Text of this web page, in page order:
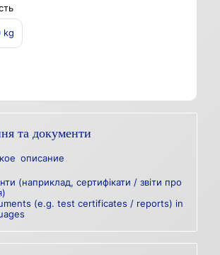
kg
та документи
описание
(наприклад, сертифікати / звіти про
(e.g. test certificates / reports) in